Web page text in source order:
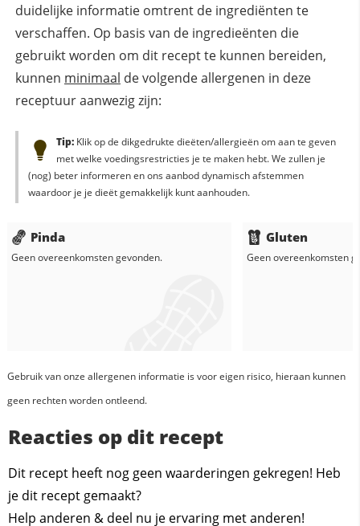
duidelijke informatie omtrent de ingrediënten te
verschaffen. Op basis van de ingredieënten die
gebruikt worden om dit recept te kunnen bereiden,
kunnen minimaal de volgende allergenen in deze
receptuur aanwezig zijn:
Tip:Klik op de dikgedrukte dieëten/allergieën om aan te geven
met welke voedingsrestricties je te maken hebt. We zullen je
(nog) beter informeren en ons aanbod dynamisch afstemmen
waardoor je je dieët gemakkelijk kunt aanhouden.
Pinda
Geen overeenkomsten gevonden.
Gluten
Geen overeenkomsten
Gebruik van onze allergenen informatie is voor eigen risico, hieraan kunnen
geen rechten worden ontleend.
Reacties op dit recept
Dit recept heeft nog geen waarderingen gekregen! Heb
je dit recept gemaakt?
Help anderen & deel nu je ervaring met anderen!